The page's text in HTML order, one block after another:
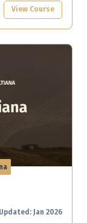
View Course
Updated: Jan 2026